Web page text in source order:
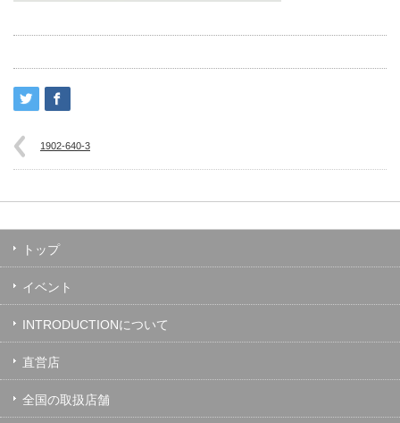
1902-640-3
トップ
イベント
INTRODUCTIONについて
直営店
全国の取扱店舗